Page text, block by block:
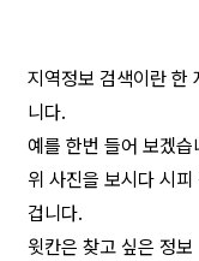
지역정보 검색이란 한
니다.
예를 한번 들어 보겠습
위 사진을 보시다 시
겁니다.
윗칸은 찾고 싶은 정보